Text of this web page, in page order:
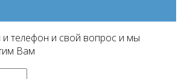
телефон и свой вопрос и мы
Вам